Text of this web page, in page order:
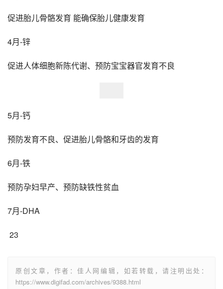
促进胎儿骨骼发育 能确保胎儿健康发育
4月-锌
促进人体细胞新陈代谢、预防宝宝器官发育不良
5月-钙
预防发育不良、促进胎儿骨骼和牙齿的发育
6月-铁
预防孕妇早产、预防缺铁性贫血
7月-DHA
23
原创文章，作者：佳人网编辑，如若转载，请注明出处：
https://www.digifad.com/archives/9388.html